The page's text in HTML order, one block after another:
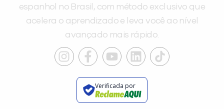
espanhol no Brasil, com método exclusivo que
acelera o aprendizado e leva você ao nível
avançado mais rápido.
Verificada por